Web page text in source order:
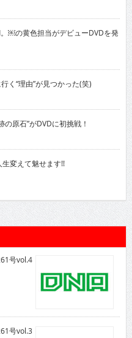
￼の黄色担当がデビューDVDを発
く“理由”が見つかった(笑)
原石”がDVDに初挑戦！
変えて魅せます!!
号vol.4
号vol.3